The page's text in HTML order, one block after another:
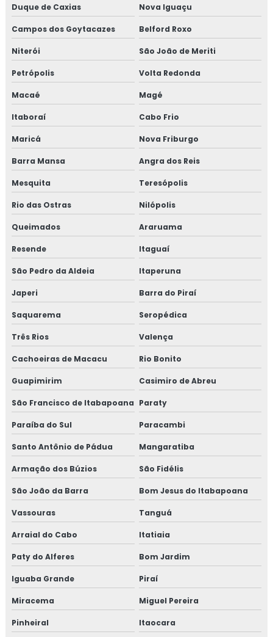
INDUSTRIAIS
MANUTENÇÃO MECÂNICA INDUSTRIAL
SERVIÇOS DE MANUTENÇÃO INDUSTRIAL
TÉCNICO DE MANUTENÇÃO INDUSTRIAL
CURSO MANUTENÇÃO INDUSTRIAL
MONTAGEM DE TUBULAÇÃO
MONTAGEM DE TUBULAÇÃO INDUSTRIAL
CUSTO DE MONTAGEM DE TUBULAÇÃO
INDUSTRIAL
EMPRESA DE MONTAGEM DE TUBULAÇÃO
INDUSTRIAL
MONTAGEM DE TUBULAÇÃO DE INOX
INDUSTRIAL
TREINAMENTO NR13 VASO DE PRESSÃO
TREINAMENTO NR13 CALDEIRA
TREINAMENTO NR13 TUBULAÇÃO
TREINAMENTO NR13 TANQUE METÁLICO
TREINAMENTO NR10
TREINAMENTO NR10 SEGURANÇA EM
INSTALAÇÕES ELÉTRICAS
TREINAMENTO NR34
TREINAMENTO NR34 ITEM TESTE DE
PRESSURIZADAS
REPAROS EM TUBULAÇÕES
EMPRESA DE REPAROS EM TUBULAÇÕES
SERVIÇOS DE MANUTENÇÃO PREDIAL
Duque de Caxias Nova Iguaçu
Campos dos Goytacazes Belford Roxo
Niterói São João de Meriti
Petrópolis Volta Redonda
Macaé Magé
Itaboraí Cabo Frio
Maricá Nova Friburgo
Barra Mansa Angra dos Reis
Mesquita Teresópolis
Rio das Ostras Nilópolis
Queimados Araruama
Resende Itaguaí
São Pedro da Aldeia Itaperuna
Japeri Barra do Piraí
Saquarema Seropédica
Três Rios Valença
Cachoeiras de Macacu Rio Bonito
Guapimirim Casimiro de Abreu
São Francisco de Itabapoana Paraty
Paraíba do Sul Paracambi
Santo Antônio de Pádua Mangaratiba
Armação dos Búzios São Fidélis
São João da Barra Bom Jesus do Itabapoana
Vassouras Tanguá
Arraial do Cabo Itatiaia
Paty do Alferes Bom Jardim
Iguaba Grande Piraí
Miracema Miguel Pereira
Pinheiral Itaocara